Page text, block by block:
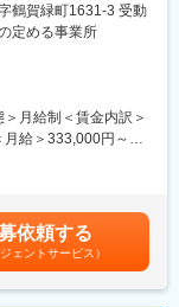
Kの独身寮（1～3万
ｍ有給消化率96%
社割合も約2割なの
くが「人間関係が非
緒になって問題解決
し続け、国内・世界
証プライム上場メー
％（世界シェア
下水道、砂防、橋梁
がけています。
般を担当し、安全・
会に貢献できる案件
連携
注者や関係機関との
鶴賀緑町1631-3 受動
定める事業所
月給制＜賃金内訳＞
給＞333,000円～
の金額であり、選考
額)は固定手当を含め
依頼する
ジェントサービス）